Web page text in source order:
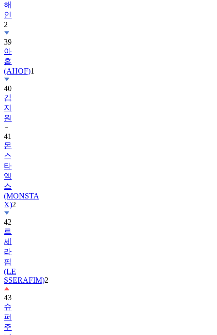
2
39
아
홉
(AHOF)
40
김
지
원
41
몬
스
타
엑
스
(MONSTA
X)
42
르
세
라
핌
(LE
SSERAFIM)
43
슈
퍼
주
니
어